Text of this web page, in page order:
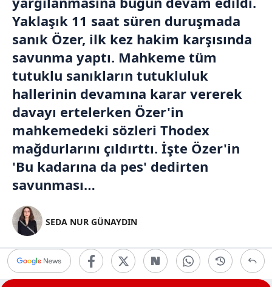
Yaklaşık 11 saat süren duruşmada
sanık Özer, ilk kez hakim karşısında
savunma yaptı. Mahkeme tüm
tutuklu sanıkların tutukluluk
hallerinin devamına karar vererek
davayı ertelerken Özer'in
mahkemedeki sözleri Thodex
mağdurlarını çıldırttı. İşte Özer'in
'Bu kadarına da pes' dedirten
savunması…
SEDA NUR GÜNAYDIN